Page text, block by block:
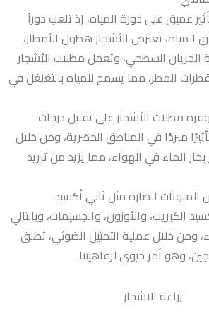
عميق على دورة المياه، إذ تلعب دوراً
المياه، تعترض الأشجار هطول الأمطار،
السطحي، وتعمل مظلات الأشجار
المطر، مما يسمح للمياه بالتغلغل في
مظلات الأشجار على تقليل درجات
مبردًا في المناطق الحضرية، ومن خلال
بخار الماء في الهواء، مما يزيد من تبريد
الضارة مثل ثاني أكسيد
الكبريت، والأوزون، والجسيمات، وبالتالي
ومن خلال عملية التمثيل الضوئي، تطلق
وهو أمر حيوي لرفاهيتنا.